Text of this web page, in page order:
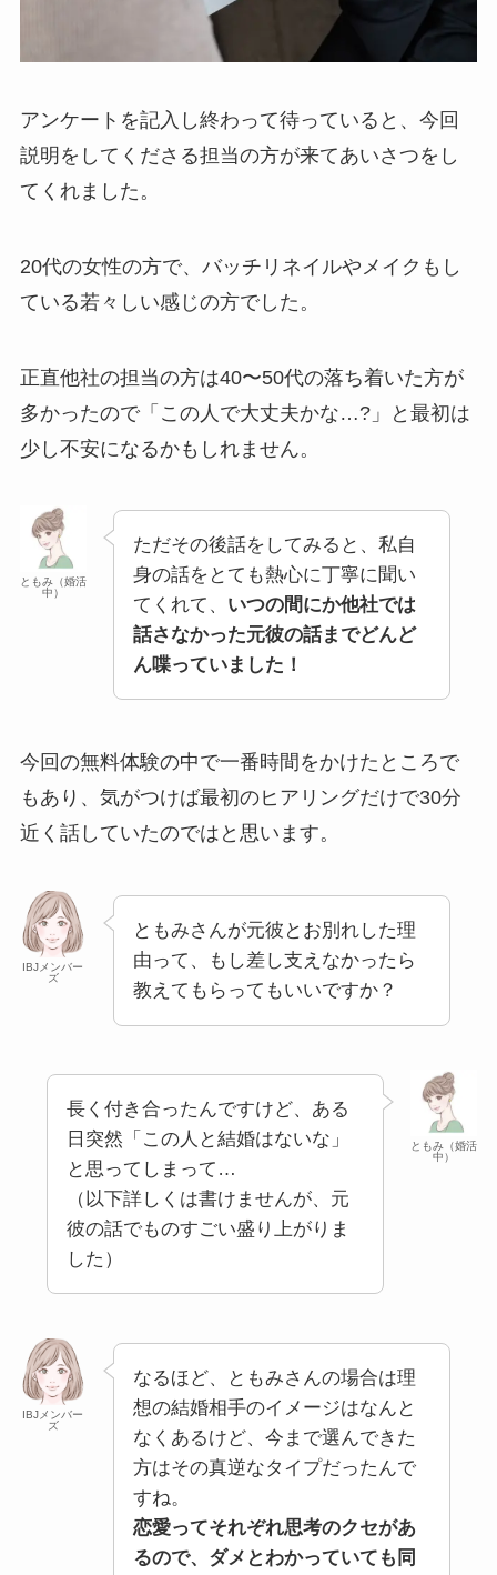
アンケートを記入し終わって待っていると、今回
説明をしてくださる担当の方が来てあいさつをし
てくれました。
20代の女性の方で、バッチリネイルやメイクもし
ている若々しい感じの方でした。
正直他社の担当の方は40〜50代の落ち着いた方が
多かったので「この人で大丈夫かな…?」と最初は
少し不安になるかもしれません。
ともみ（婚活
中）
ただその後話をしてみると、私自
身の話をとても熱心に丁寧に聞い
てくれて、 いつの間にか他社では
話さなかった元彼の話までどんど
ん喋っていました！
今回の無料体験の中で一番時間をかけたところで
もあり、気がつけば最初のヒアリングだけで30分
近く話していたのではと思います。
IBJメンバー
ズ
ともみさんが元彼とお別れした理
由って、もし差し支えなかったら
教えてもらってもいいですか？
ともみ（婚活
中）
長く付き合ったんですけど、ある
日突然「この人と結婚はないな」
と思ってしまって…
（以下詳しくは書けませんが、元
彼の話でものすごい盛り上がりま
した）
IBJメンバー
ズ
なるほど、ともみさんの場合は理
想の結婚相手のイメージはなんと
なくあるけど、今まで選んできた
方はその真逆なタイプだったんで
すね。
恋愛ってそれぞれ思考のクセがあ
るので、ダメとわかっていても同